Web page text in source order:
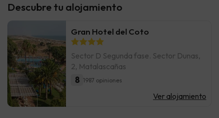
Descubre tu alojamiento
Gran Hotel del Coto
Sector D Segunda fase. Sector Dunas,
2, Matalascañas
8 1987 opiniones
Ver alojamiento